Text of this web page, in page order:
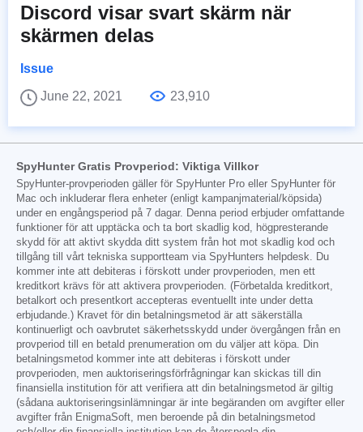
Discord visar svart skärm när
skärmen delas
Issue
June 22, 2021
23,910
SpyHunter Gratis Provperiod: Viktiga Villkor
SpyHunter-provperioden gäller för SpyHunter Pro eller SpyHunter för
Mac och inkluderar flera enheter (enligt kampanjmaterial/köpsida)
under en engångsperiod på 7 dagar. Denna period erbjuder omfattande
funktioner för att upptäcka och ta bort skadlig kod, högpresterande
skydd för att aktivt skydda ditt system från hot mot skadlig kod och
tillgång till vårt tekniska supportteam via SpyHunters helpdesk. Du
kommer inte att debiteras i förskott under provperioden, men ett
kreditkort krävs för att aktivera provperioden. (Förbetalda kreditkort,
betalkort och presentkort accepteras eventuellt inte under detta
erbjudande.) Kravet för din betalningsmetod är att säkerställa
kontinuerligt och oavbrutet säkerhetsskydd under övergången från en
provperiod till en betald prenumeration om du väljer att köpa. Din
betalningsmetod kommer inte att debiteras i förskott under
provperioden, men auktoriseringsförfrågningar kan skickas till din
finansiella institution för att verifiera att din betalningsmetod är giltig
(sådana auktoriseringsinlämningar är inte begäranden om avgifter eller
avgifter från EnigmaSoft, men beroende på din betalningsmetod